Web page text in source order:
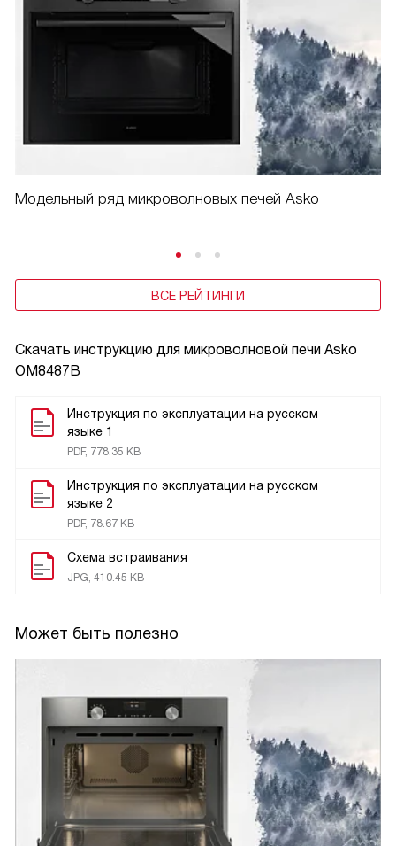
Скачать инструкцию для микроволновой печи Asko
OM8487B
Инструкция по эксплуатации на русском
языке 1
PDF, 778.35 KB
Инструкция по эксплуатации на русском
языке 2
PDF, 78.67 KB
Схема встраивания
JPG, 410.45 KB
Может быть полезно
Модельный ряд микроволновых печей Asko
ВСЕ РЕЙТИНГИ